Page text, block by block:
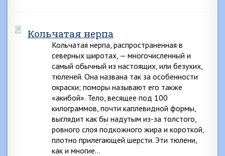
Кольчатая нерпа
Кольчатая нерпа, распространенная в
северных широтах, — многочисленный и
самый обычный из настоящих, или безухих,
тюленей. Она названа так за особенности
окраски; поморы называют его также
«акибой». Тело, весящее под 100
килограммов, почти каплевидной формы,
выглядит как бы надутым из-за толстого,
ровного слоя подкожного жира и короткой,
плотно прилегающей шерсти. Эти тюлени,
как и многие…